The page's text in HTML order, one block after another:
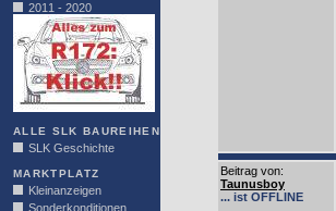
2011 - 2020
ALLE SLK BAUREIHEN
SLK Geschichte
MARKTPLATZ
Kleinanzeigen
Sonderkonditionen
Beitrag von:
Taunusboy
... ist OFFLINE